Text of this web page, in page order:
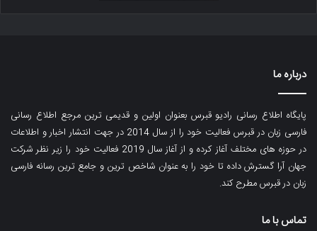
درباره ما
پایگاه اطلاع رسانی رادیو قبرس بعنوان اولین و قدیمی ترین مرجع اطلاع رسانی
فارسی زبان در قبرس فعالیت خود را از سال 2014 در جهت انتشار اخبار و اطلاعات
در حوزه های مختلف آغاز کرده و از آغاز سال 2019 فعالیت خود را زیر نظر شرکت
جهان آرا گسترش داده تا خود را به عنوان شاخص ترین و جامع ترین رسانه فارسی
زبان در قبرس مطرح کند.
تماس با ما